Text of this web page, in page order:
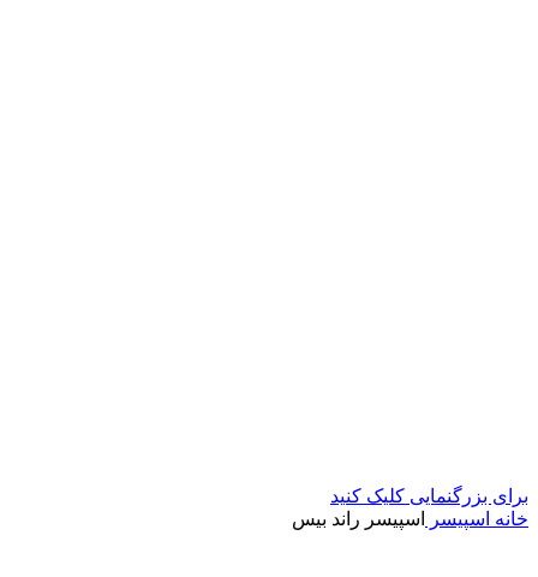
برای بزرگنمایی کلیک کنید
خانه اسپیسر اسپیسر راند بیس